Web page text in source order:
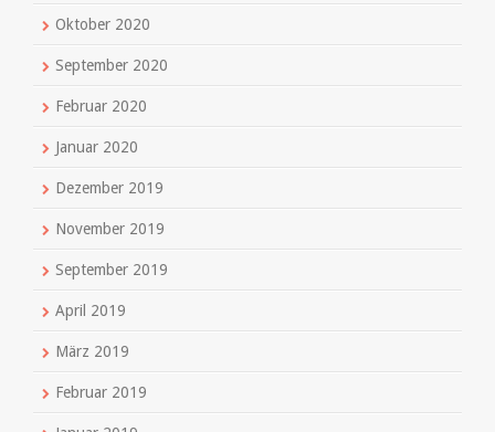
Oktober 2020
September 2020
Februar 2020
Januar 2020
Dezember 2019
November 2019
September 2019
April 2019
März 2019
Februar 2019